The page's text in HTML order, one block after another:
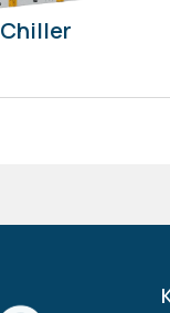
Chiller